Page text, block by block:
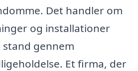
Det handler om
og installationer
gennem
Et firma, der